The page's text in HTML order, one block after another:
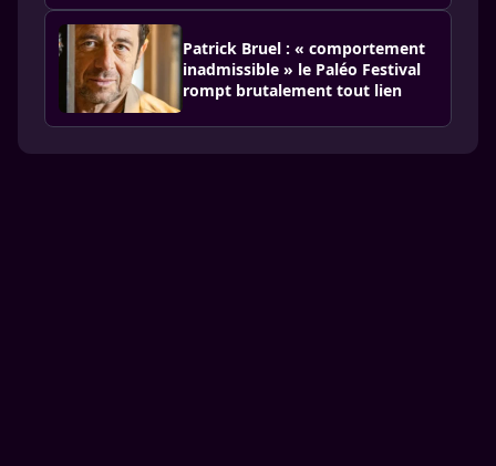
Patrick Bruel : « comportement
inadmissible » le Paléo Festival
rompt brutalement tout lien